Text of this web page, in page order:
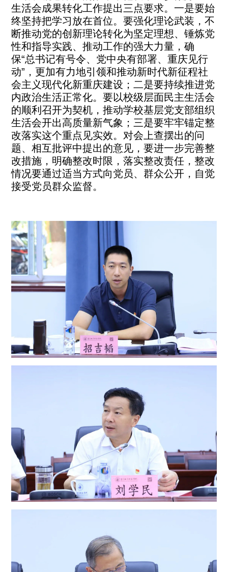
生活会成果转化工作提出三点要求。一是要始
终坚持把学习放在首位。要强化理论武装，不
断推动党的创新理论转化为坚定理想、锤炼党
性和指导实践、推动工作的强大力量，确
保“总书记有号令、党中央有部署、重庆见行
动”，更加有力地引领和推动新时代新征程社
会主义现代化新重庆建设；二是要持续推进党
内政治生活正常化。要以校级层面民主生活会
的顺利召开为契机，推动学校基层党支部组织
生活会开出高质量新气象；三是要牢牢锚定整
改落实这个重点见实效。对会上查摆出的问
题、相互批评中提出的意见，要进一步完善整
改措施，明确整改时限，落实整改责任，整改
情况要通过适当方式向党员、群众公开，自觉
接受党员群众监督。